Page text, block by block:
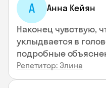
А Анна Кейян
Наконец чувствую,
уклыдвается в
подробные
Репетитор: Элина